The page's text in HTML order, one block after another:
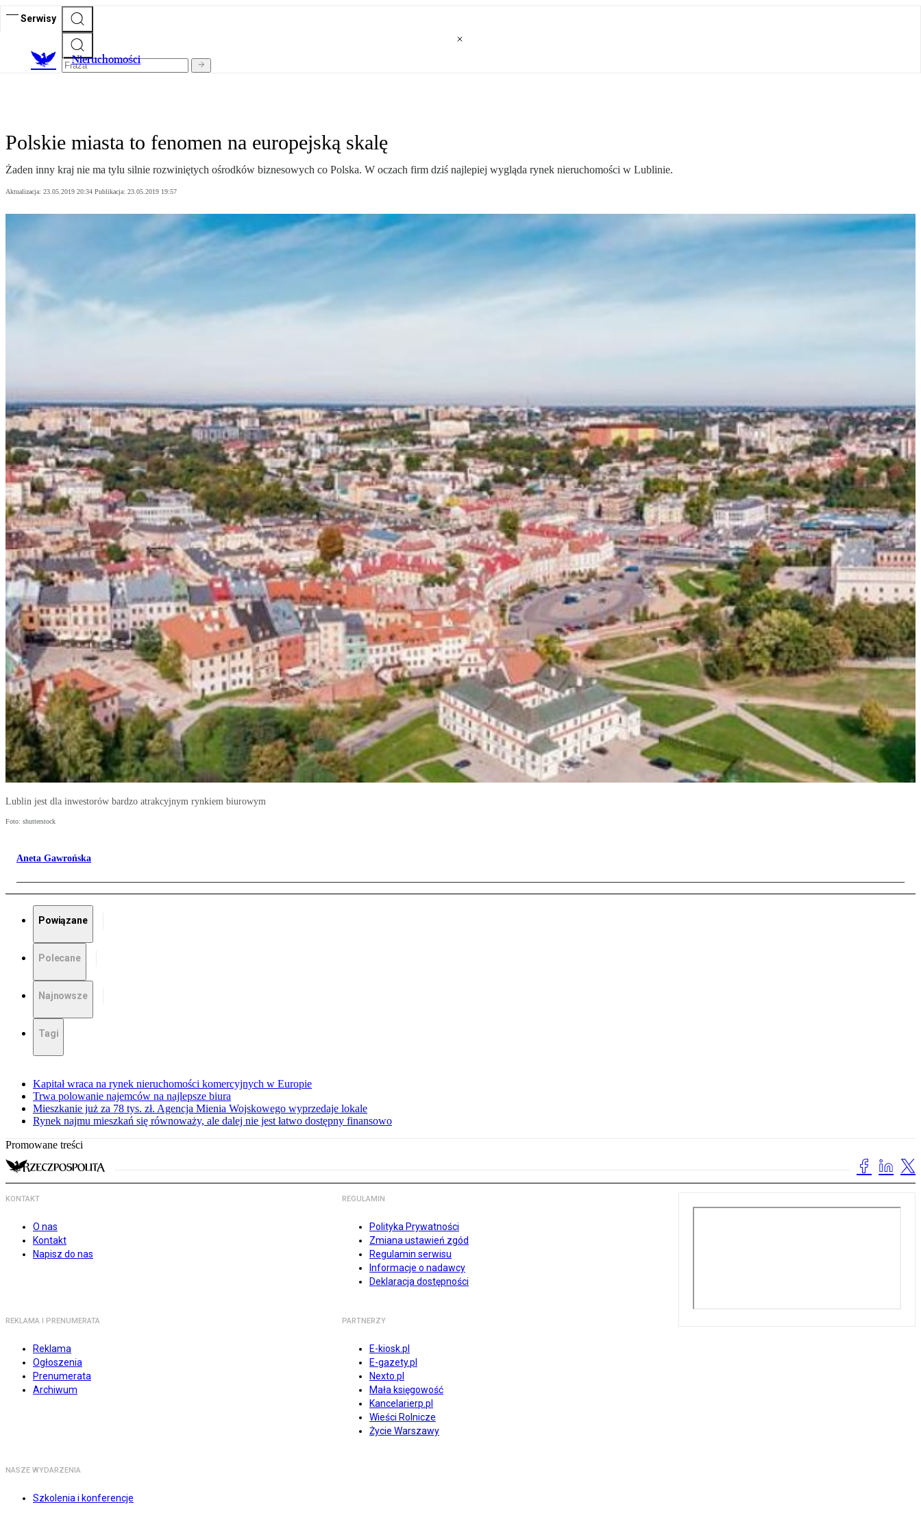
Serwisy
Nieruchomości
Polskie miasta to fenomen na europejską skalę
Żaden inny kraj nie ma tylu silnie rozwiniętych ośrodków biznesowych co Polska. W oczach firm dziś najlepiej wygląda rynek nieruchomości w Lublinie.
Aktualizacja: 23.05.2019 20:34 Publikacja: 23.05.2019 19:57
Lublin jest dla inwestorów bardzo atrakcyjnym rynkiem biurowym
Foto: shutterstock
Aneta Gawrońska
Powiązane
Polecane
Najnowsze
Tagi
Kapitał wraca na rynek nieruchomości komercyjnych w Europie
Trwa polowanie najemców na najlepsze biura
Mieszkanie już za 78 tys. zł. Agencja Mienia Wojskowego wyprzedaje lokale
Rynek najmu mieszkań się równoważy, ale dalej nie jest łatwo dostępny finansowo
Promowane treści
KONTAKT
O nas
Kontakt
Napisz do nas
REGULAMIN
Polityka Prywatności
Zmiana ustawień zgód
Regulamin serwisu
Informacje o nadawcy
Deklaracja dostępności
REKLAMA I PRENUMERATA
Reklama
Ogłoszenia
Prenumerata
Archiwum
PARTNERZY
E-kiosk.pl
E-gazety.pl
Nexto.pl
Mała księgowość
Kancelarierp.pl
Wieści Rolnicze
Życie Warszawy
NASZE WYDARZENIA
Szkolenia i konferencje